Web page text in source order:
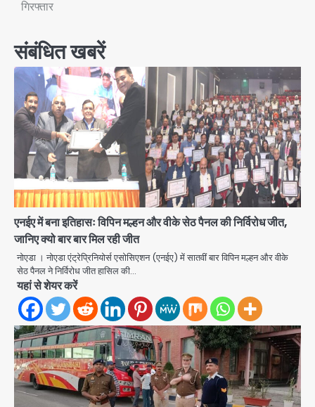
गिरफ्तार
संबंधित खबरें
एनईए में बना इतिहासः विपिन मल्हन और वीके सेठ पैनल की निर्विरोध जीत,
जानिए क्यो बार बार मिल रही जीत
नोएडा । नोएडा एंट्रेप्रिनियोर्स एसोसिएशन (एनईए) में सातवीं बार विपिन मल्हन और वीके
सेठ पैनल ने निर्विरोध जीत हासिल की…
यहां से शेयर करें
पुरा महादेव से बेटियों के स्वास्थ्य और सुरक्षा का
संदेश
Team JHJ